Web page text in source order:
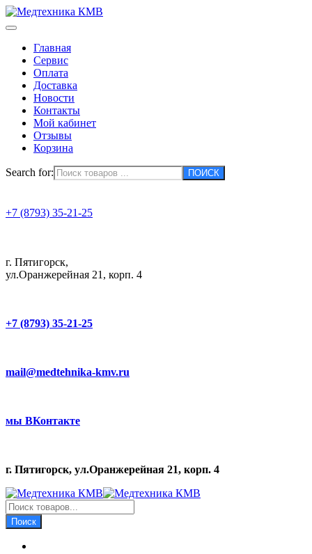
Главная
Сервис
Оплата
Доставка
Новости
Контакты
Мой кабинет
Отзывы
Корзина
Search for:
+7 (8793) 35-21-25
г. Пятигорск,
ул.Оранжерейная 21, корп. 4
+7 (8793) 35-21-25
mail@medtehnika-kmv.ru
мы ВКонтакте
г. Пятигорск, ул.Оранжерейная 21, корп. 4
Поиск
товаров
Поиск